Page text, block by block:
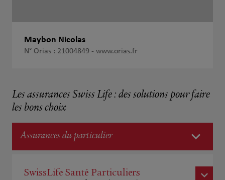
Maybon Nicolas
N° Orias : 21004849 - www.orias.fr
Les assurances Swiss Life : des solutions pour faire
les bons choix
Assurances du particulier
SwissLife Santé Particuliers